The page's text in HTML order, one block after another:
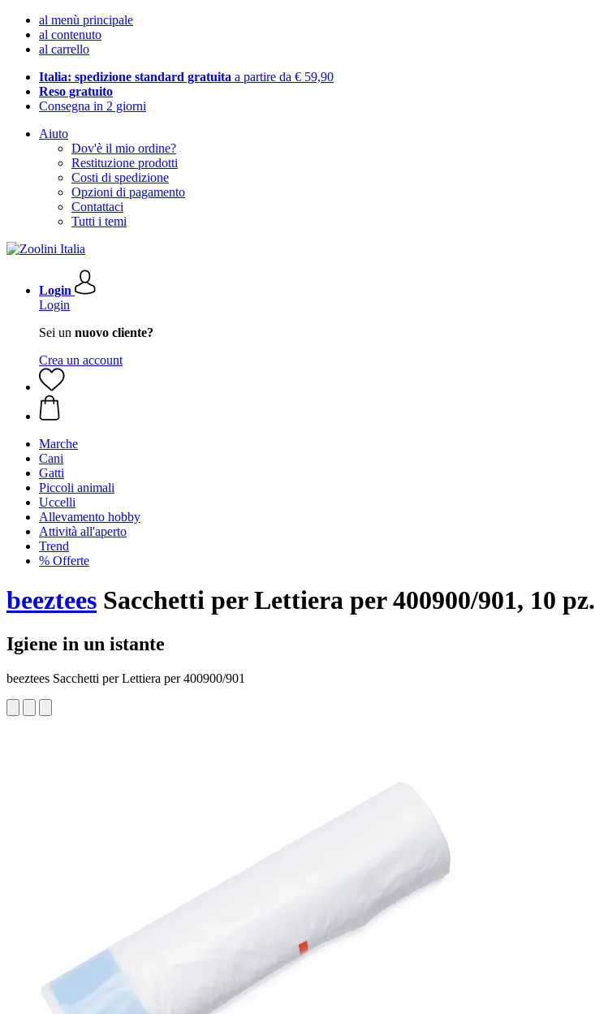
al menù principale
al contenuto
al carrello
Italia: spedizione standard gratuita a partire da € 59,90
Reso gratuito
Consegna in 2 giorni
Aiuto
Dov'è il mio ordine?
Restituzione prodotti
Costi di spedizione
Opzioni di pagamento
Contattaci
Tutti i temi
Login
Login
Sei un nuovo cliente?
Crea un account
Marche
Cani
Gatti
Piccoli animali
Uccelli
Allevamento hobby
Attività all'aperto
Trend
% Offerte
beeztees Sacchetti per Lettiera per 400900/901, 10 pz.
Igiene in un istante
beeztees Sacchetti per Lettiera per 400900/901